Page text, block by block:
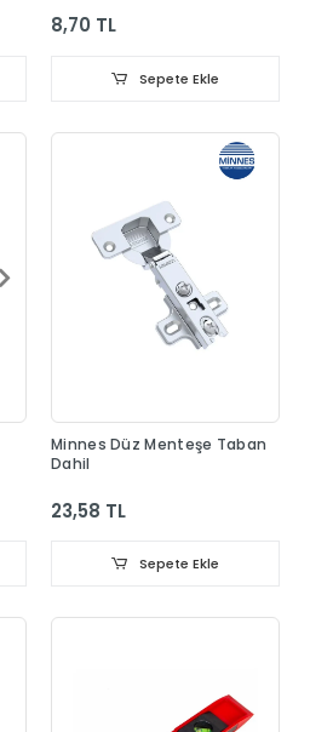
8,70 TL
Sepete Ekle
Minnes Düz Menteşe Taban
Dahil
23,58 TL
Sepete Ekle